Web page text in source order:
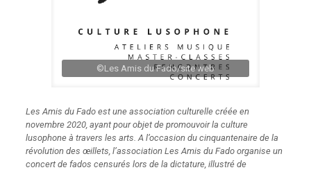
©Les Amis du Fado/site web
Les Amis du Fado est une association culturelle créée en
novembre 2020, ayant pour objet de promouvoir la culture
lusophone à travers les arts. A l’occasion du cinquantenaire de la
révolution des œillets, l’association Les Amis du Fado organise un
concert de fados censurés lors de la dictature, illustré de